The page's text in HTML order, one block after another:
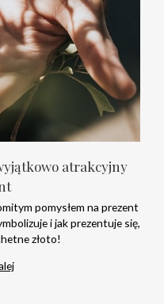
atrakcyjny
pomysłem na prezent
i jak prezentuje się,
złoto!